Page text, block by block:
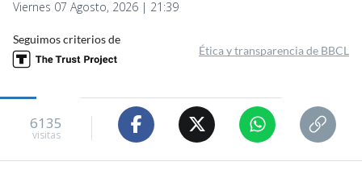
Viernes 07 Agosto, 2026 | 21:39
Seguimos criterios de
Ética y transparencia de BBCL
6135
visitas